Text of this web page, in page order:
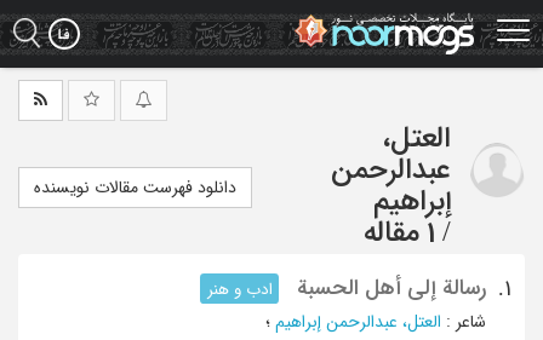
Skip
to
main
العتل،
عبدالرحمن
إبراهیم
/ 1 مقاله
دانلود فهرست مقالات نویسنده
1. رسالة إلی أهل الحسبة
ادب و هنر
شاعر : العتل، عبدالرحمن إبراهیم ؛